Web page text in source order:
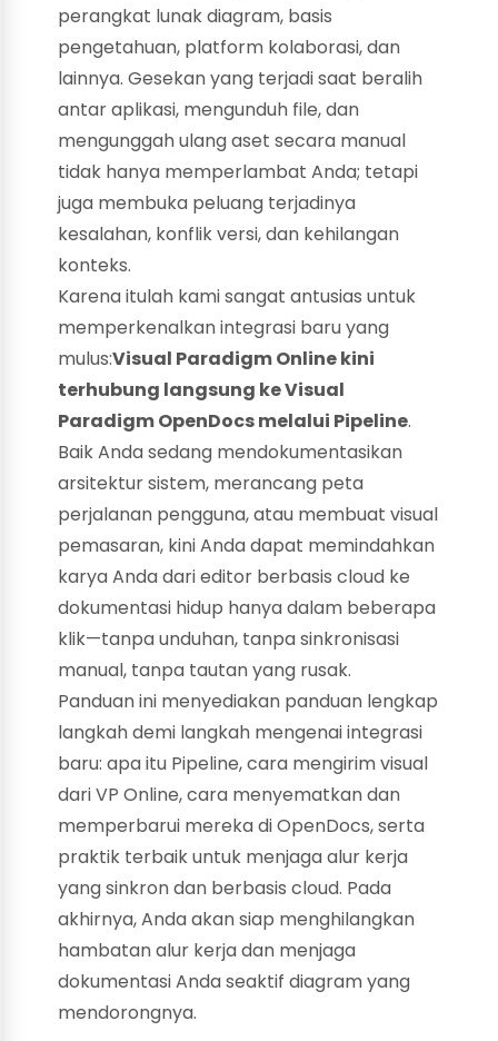
perangkat lunak diagram, basis
pengetahuan, platform kolaborasi, dan
lainnya. Gesekan yang terjadi saat beralih
antar aplikasi, mengunduh file, dan
mengunggah ulang aset secara manual
tidak hanya memperlambat Anda; tetapi
juga membuka peluang terjadinya
kesalahan, konflik versi, dan kehilangan
konteks.
Karena itulah kami sangat antusias untuk
memperkenalkan integrasi baru yang
mulus:Visual Paradigm Online kini
terhubung langsung ke Visual
Paradigm OpenDocs melalui Pipeline.
Baik Anda sedang mendokumentasikan
arsitektur sistem, merancang peta
perjalanan pengguna, atau membuat visual
pemasaran, kini Anda dapat memindahkan
karya Anda dari editor berbasis cloud ke
dokumentasi hidup hanya dalam beberapa
klik—tanpa unduhan, tanpa sinkronisasi
manual, tanpa tautan yang rusak.
Panduan ini menyediakan panduan lengkap
langkah demi langkah mengenai integrasi
baru: apa itu Pipeline, cara mengirim visual
dari VP Online, cara menyematkan dan
memperbarui mereka di OpenDocs, serta
praktik terbaik untuk menjaga alur kerja
yang sinkron dan berbasis cloud. Pada
akhirnya, Anda akan siap menghilangkan
hambatan alur kerja dan menjaga
dokumentasi Anda seaktif diagram yang
mendorongnya.